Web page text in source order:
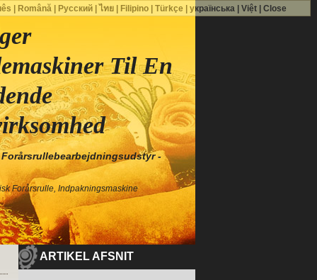
Til En
-
Forårsrulle, Indpakningsmaskine
ARTIKEL AFSNIT
Română| Русский| ไทย| Filipino| Türkçe українська| Việt| Close